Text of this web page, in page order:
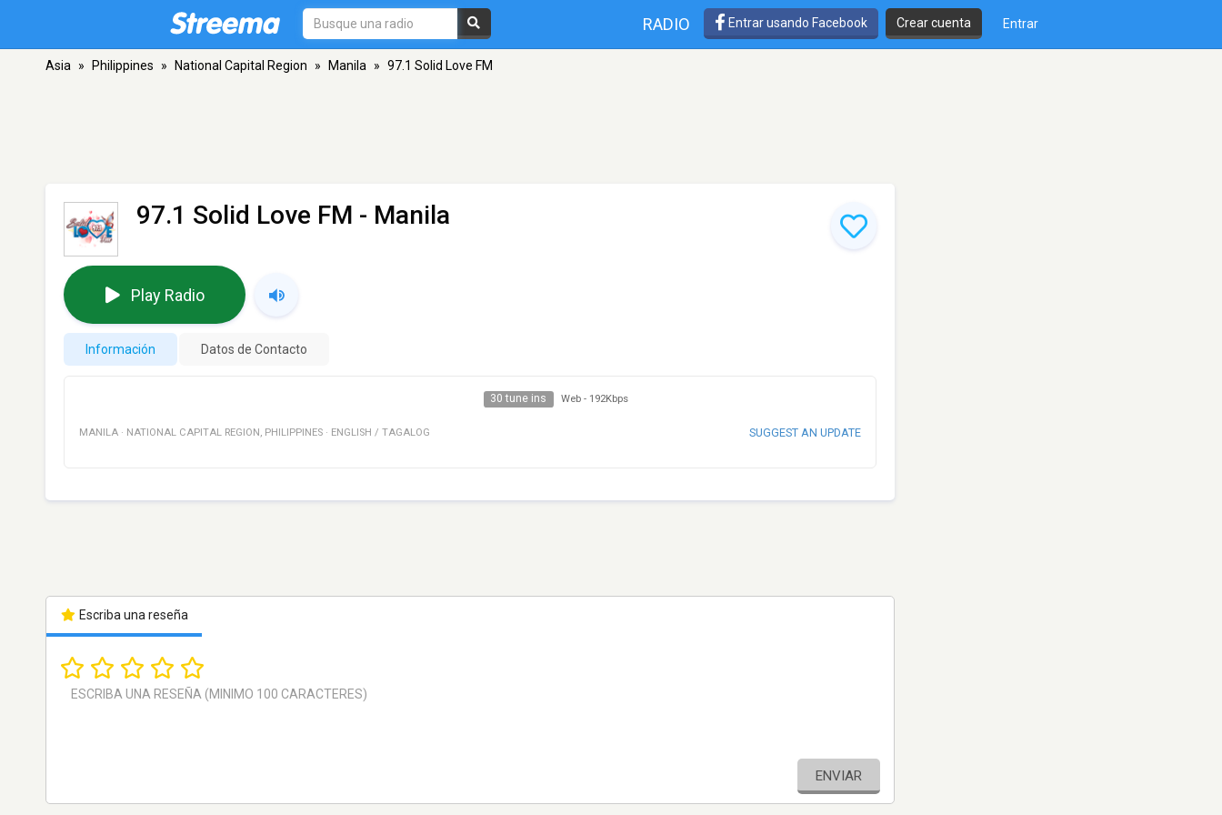
RADIO Entrar usando Facebook Crear cuenta Entrar
Asia » Philippines » National Capital Region » Manila » 97.1 Solid Love FM
97.1 Solid Love FM - Manila
Play Radio
Información Datos de Contacto
30 tune ins Web - 192Kbps
MANILA · NATIONAL CAPITAL REGION , PHILIPPINES · ENGLISH / TAGALOG SUGGEST AN UPDATE
Escriba una reseña
ENVIAR